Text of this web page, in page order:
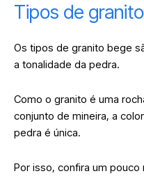
Tipos de
Os tipos de granito bege
a tonalidade da pedra.
Como o granito é uma
conjunto de mineira, a
pedra é única.
Por isso, confira um pouco